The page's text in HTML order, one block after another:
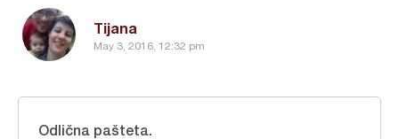
Tijana
May 3, 2016, 12:32 pm
Odlična pašteta.